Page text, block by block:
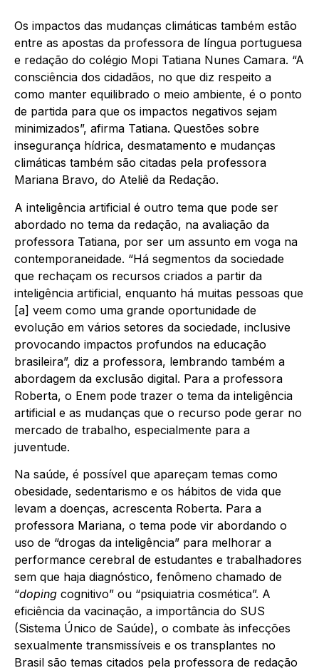
Os impactos das mudanças climáticas também estão
entre as apostas da professora de língua portuguesa
e redação do colégio Mopi Tatiana Nunes Camara. “A
consciência dos cidadãos, no que diz respeito a
como manter equilibrado o meio ambiente, é o ponto
de partida para que os impactos negativos sejam
minimizados”, afirma Tatiana. Questões sobre
insegurança hídrica, desmatamento e mudanças
climáticas também são citadas pela professora
Mariana Bravo, do Ateliê da Redação.
A inteligência artificial é outro tema que pode ser
abordado no tema da redação, na avaliação da
professora Tatiana, por ser um assunto em voga na
contemporaneidade. “Há segmentos da sociedade
que rechaçam os recursos criados a partir da
inteligência artificial, enquanto há muitas pessoas que
[a] veem como uma grande oportunidade de
evolução em vários setores da sociedade, inclusive
provocando impactos profundos na educação
brasileira”, diz a professora, lembrando também a
abordagem da exclusão digital. Para a professora
Roberta, o Enem pode trazer o tema da inteligência
artificial e as mudanças que o recurso pode gerar no
mercado de trabalho, especialmente para a
juventude.
Na saúde, é possível que apareçam temas como
obesidade, sedentarismo e os hábitos de vida que
levam a doenças, acrescenta Roberta. Para a
professora Mariana, o tema pode vir abordando o
uso de “drogas da inteligência” para melhorar a
performance cerebral de estudantes e trabalhadores
sem que haja diagnóstico, fenômeno chamado de
“doping cognitivo” ou “psiquiatria cosmética”. A
eficiência da vacinação, a importância do SUS
(Sistema Único de Saúde), o combate às infecções
sexualmente transmissíveis e os transplantes no
Brasil são temas citados pela professora de redação